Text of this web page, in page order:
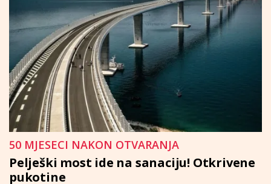
50 MJESECI NAKON OTVARANJA
Pelješki most ide na sanaciju! Otkrivene
pukotine